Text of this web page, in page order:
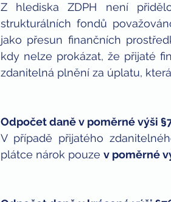
Z hlediska ZDPH není
strukturálních fondů
jako přesun finančních
kdy nelze prokázat, že přijaté
zdanitelná plnění za úplatu,
Odpočet daně v poměrné výši
V případě přijatého
plátce nárok pouze v poměrné